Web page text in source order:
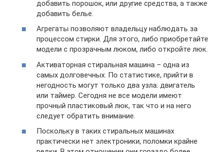
добавить порошок, или другие средства, а также
добавить белье.
Агрегаты позволяют владельцу наблюдать за
процессом стирки. Для этого, либо приобретайте
модели с прозрачным люком, либо откройте люк.
Активаторная стиральная машина – одна из
самых долговечных. По статистике, прийти в
негодность могут только два узла: двигатель
или таймер. Сегодня не все модели имеют
прочный пластиковый люк, так что и на него
следует обратить внимание.
Поскольку в таких стиральных машинах
практически нет электроники, поломки крайне